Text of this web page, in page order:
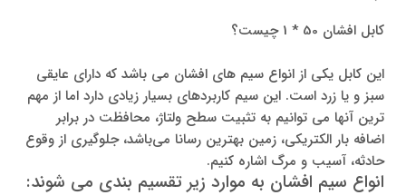
کابل افشان 50 * 1 چیست؟
این کابل یکی از انواع سیم های افشان می باشد که دارای عایقی
سبز و یا زرد است. این سیم کاربردهای بسیار زیادی دارد اما از مهم
ترین آنها می توانیم به تثبیت سطح ولتاژ، محافظت در برابر
اضافه بار الکتریکی، زمین بهترین رسانا می‌باشد، جلوگیری از وقوع
حادثه، آسیب و مرگ اشاره کنیم.
انواع سیم افشان به موارد زیر تقسیم بندی می شوند: